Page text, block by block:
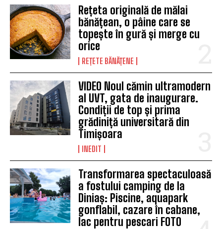
Rețeta originală de mălai
bănățean, o pâine care se
topește în gură și merge cu
orice
REȚETE BĂNĂȚENE
VIDEO Noul cămin ultramodern
al UVT, gata de inaugurare.
Condiții de top și prima
grădiniță universitară din
Timișoara
INEDIT
Transformarea spectaculoasă
a fostului camping de la
Diniaș: Piscine, aquapark
gonflabil, cazare în cabane,
lac pentru pescari FOTO